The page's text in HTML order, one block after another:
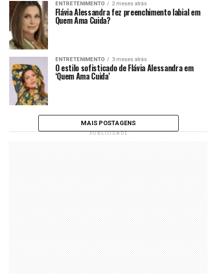
ENTRETENIMENTO 2 meses atrás
Flávia Alessandra fez preenchimento labial em
Quem Ama Cuida?
ENTRETENIMENTO 3 meses atrás
O estilo sofisticado de Flávia Alessandra em
‘Quem Ama Cuida’
MAIS POSTAGENS
PUBLICIDADE